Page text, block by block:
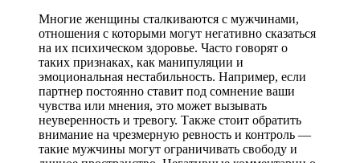
Многие женщины сталкиваются с мужчинами,
отношения с которыми могут негативно сказаться
на их психическом здоровье. Часто говорят о
таких признаках, как манипуляции и
эмоциональная нестабильность. Например, если
партнер постоянно ставит под сомнение ваши
чувства или мнения, это может вызывать
неуверенность и тревогу. Также стоит обратить
внимание на чрезмерную ревность и контроль —
такие мужчины могут ограничивать свободу и